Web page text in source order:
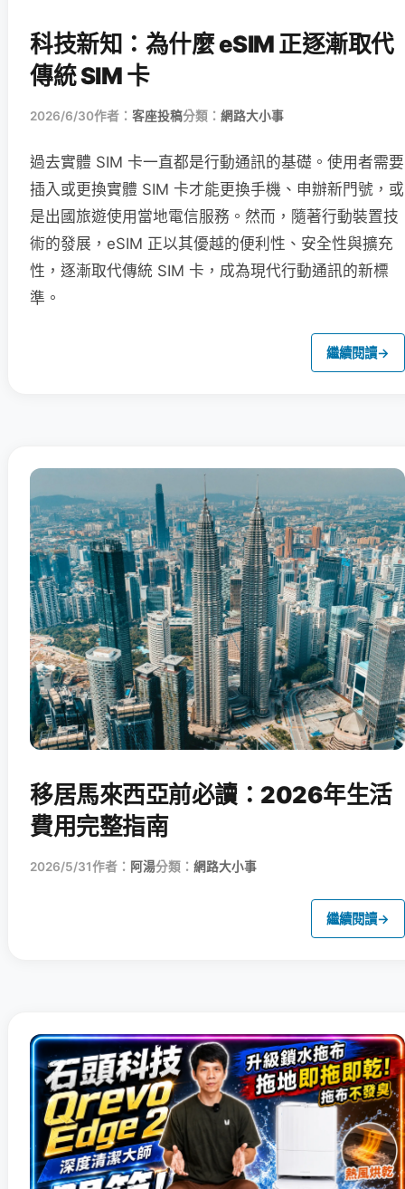
科技新知：為什麼 eSIM 正逐漸取代
傳統 SIM 卡
2026/6/30作者： 客座投稿分類： 網路大小事
過去實體 SIM 卡一直都是行動通訊的基礎。使用者需要
插入或更換實體 SIM 卡才能更換手機、申辦新門號，或
是出國旅遊使用當地電信服務。然而，隨著行動裝置技
術的發展，eSIM 正以其優越的便利性、安全性與擴充
性，逐漸取代傳統 SIM 卡，成為現代行動通訊的新標
準。
繼續閱讀→
移居馬來西亞前必讀：2026年生活
費用完整指南
2026/5/31作者： 阿湯分類： 網路大小事
繼續閱讀→